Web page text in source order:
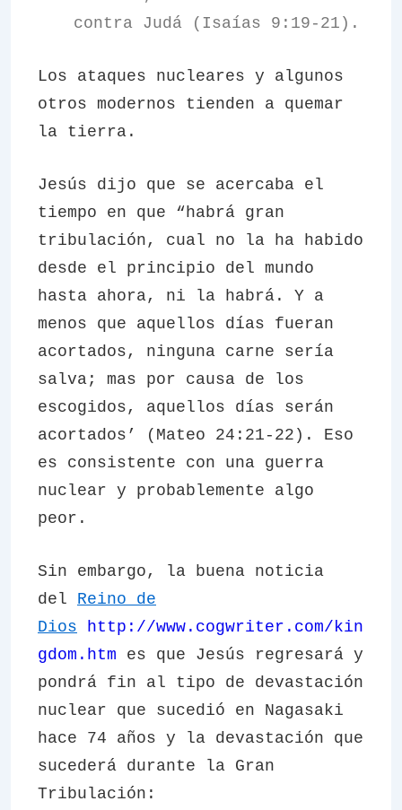
contra Judá (Isaías 9:19-21).
Los ataques nucleares y algunos
otros modernos tienden a quemar
la tierra.
Jesús dijo que se acercaba el
tiempo en que “habrá gran
tribulación, cual no la ha habido
desde el principio del mundo
hasta ahora, ni la habrá. Y a
menos que aquellos días fueran
acortados, ninguna carne sería
salva; mas por causa de los
escogidos, aquellos días serán
acortados’ (Mateo 24:21-22). Eso
es consistente con una guerra
nuclear y probablemente algo
peor.
Sin embargo, la buena noticia
del Reino de
Dios
http://www.cogwriter.com/kin
gdom.htm es que Jesús regresará y
pondrá fin al tipo de devastación
nuclear que sucedió en Nagasaki
hace 74 años y la devastación que
sucederá durante la Gran
Tribulación: